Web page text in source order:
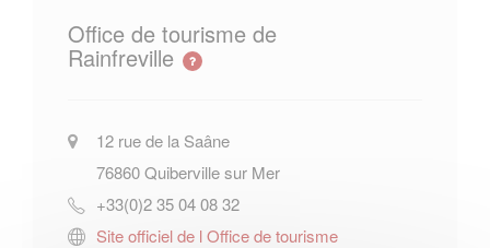
Office de tourisme de
Rainfreville
12 rue de la Saâne
76860Quiberville sur Mer
+33(0)2 35 04 08 32
Site officiel de l Office de tourisme